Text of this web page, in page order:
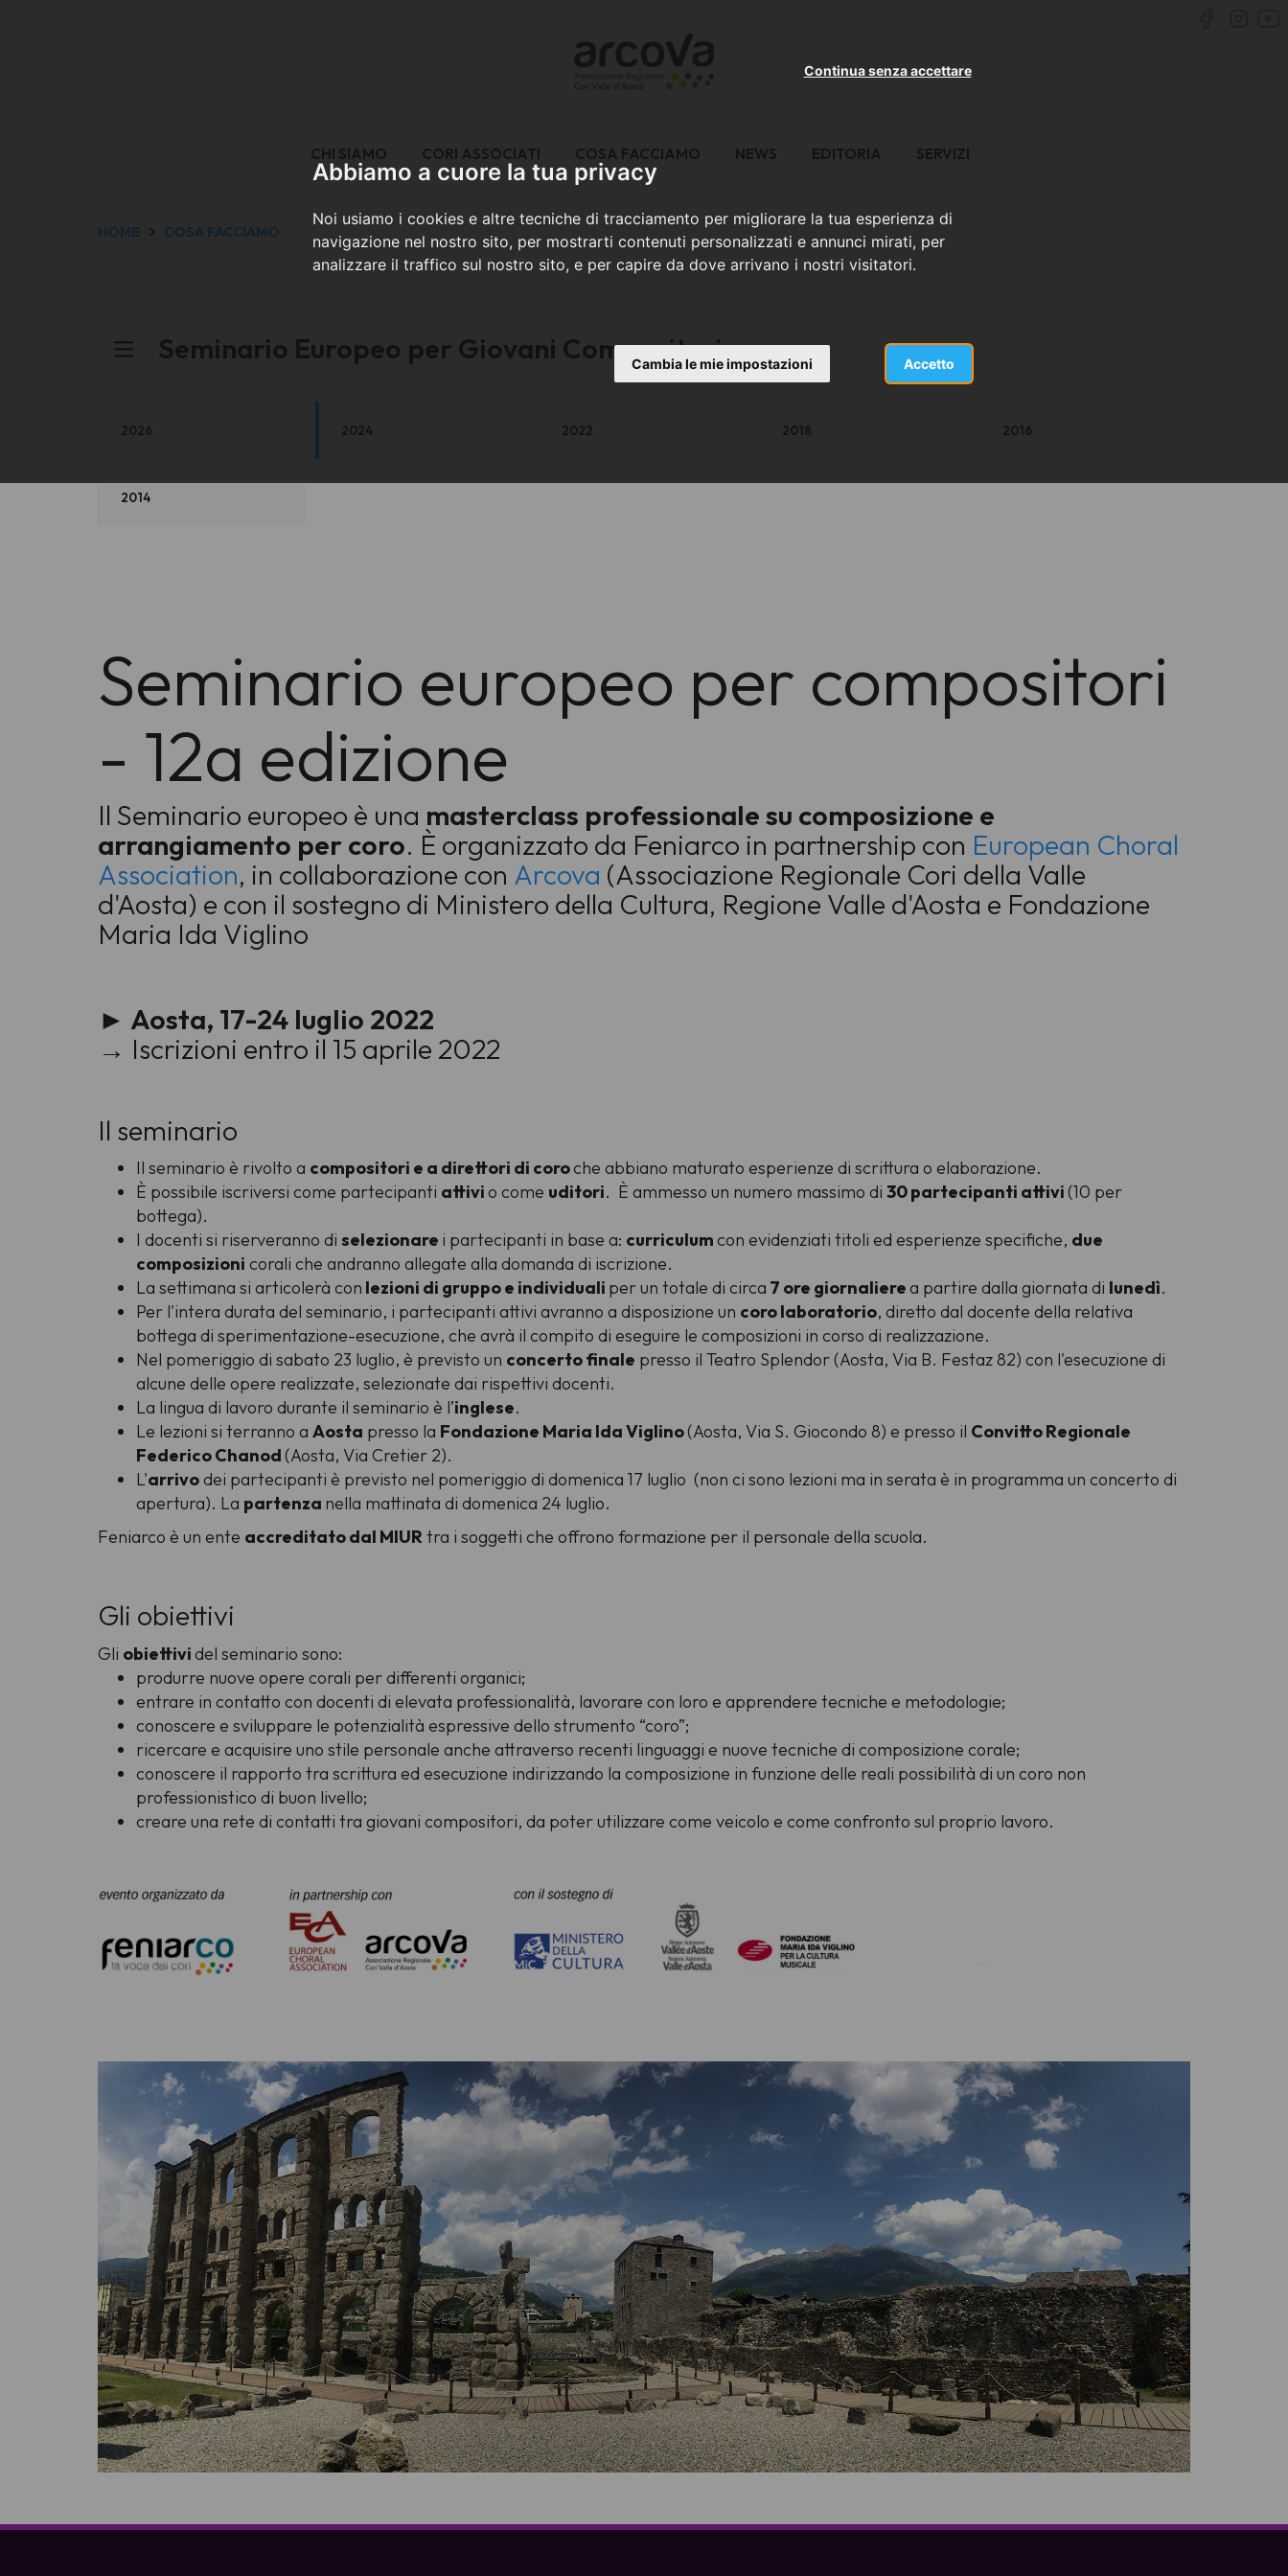
Abbiamo a cuore la tua privacy
Noi usiamo i cookies e altre tecniche di tracciamento per migliorare la tua esperienza di
navigazione nel nostro sito, per mostrarti contenuti personalizzati e annunci mirati, per
analizzare il traffico sul nostro sito, e per capire da dove arrivano i nostri visitatori.
Accetto
Continua senza accettare
Cambia le mie impostazioni
CHI SIAMO CORI ASSOCIATI COSA FACCIAMO NEWS EDITORIA SERVIZI
HOME COSA FACCIAMO
Seminario Europeo per Giovani Compositori
2026 2024 2022 2018 2016
2014
Seminario europeo per compositori
- 12a edizione
Il Seminario europeo è una masterclass professionale su composizione e
arrangiamento per coro. È organizzato da Feniarco in partnership con European Choral
Association, in collaborazione con Arcova (Associazione Regionale Cori della Valle
d'Aosta) e con il sostegno di Ministero della Cultura, Regione Valle d'Aosta e Fondazione
Maria Ida Viglino
► Aosta, 17-24 luglio 2022
→ Iscrizioni entro il 15 aprile 2022
Il seminario
Il seminario è rivolto a compositori e a direttori di coroche abbiano maturato esperienze di scrittura o elaborazione.
È possibile iscriversi come partecipanti attivio come uditori. È ammesso un numero massimo di 30 partecipanti attivi(10 per
bottega).
I docenti si riserveranno di selezionare i partecipanti in base a: curriculumcon evidenziati titoli ed esperienze specifiche, due
composizioni corali che andranno allegate alla domanda di iscrizione.
La settimana si articolerà con lezioni di gruppo e individuali per un totale di circa 7 ore giornalierea partire dalla giornata di lunedì.
Per l'intera durata del seminario, i partecipanti attivi avranno a disposizione un coro laboratorio, diretto dal docente della relativa
bottega di sperimentazione-esecuzione, che avrà il compito di eseguire le composizioni in corso di realizzazione.
Nel pomeriggio di sabato 23 luglio, è previsto un concerto finale presso il Teatro Splendor (Aosta, Via B. Festaz 82) con l'esecuzione di
alcune delle opere realizzate, selezionate dai rispettivi docenti.
La lingua di lavoro durante il seminario è l’inglese.
Le lezioni si terranno a Aosta presso la Fondazione Maria Ida Viglino(Aosta, Via S. Giocondo 8) e presso il Convitto Regionale
Federico Chanod(Aosta, Via Cretier 2).
L'arrivodei partecipanti è previsto nel pomeriggio di domenica 17 luglio (non ci sono lezioni ma in serata è in programma un concerto di
apertura). La partenza nella mattinata di domenica 24 luglio.
Feniarco è un ente accreditato dal MIURtra i soggetti che offrono formazione per il personale della scuola.
Gli obiettivi
Gli obiettividel seminario sono:
produrre nuove opere corali per differenti organici;
entrare in contatto con docenti di elevata professionalità, lavorare con loro e apprendere tecniche e metodologie;
conoscere e sviluppare le potenzialità espressive dello strumento “coro”;
ricercare e acquisire uno stile personale anche attraverso recenti linguaggi e nuove tecniche di composizione corale;
conoscere il rapporto tra scrittura ed esecuzione indirizzando la composizione in funzione delle reali possibilità di un coro non
professionistico di buon livello;
creare una rete di contatti tra giovani compositori, da poter utilizzare come veicolo e come confronto sul proprio lavoro.